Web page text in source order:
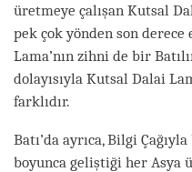
üretmeye çalışan Kutsal
pek çok yönden son
Lama’nın zihni de bir
dolayısıyla Kutsal Dalai
farklıdır.
Batı’da ayrıca, Bilgi
boyunca geliştiği her Asya